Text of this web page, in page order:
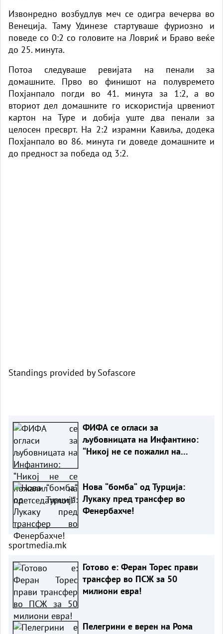
Извонредно возбудлув меч се одигра вечерва во
Венеција. Таму Удинезе стартуваше фуриозно и
поведе со 0:2 со головите на Ловриќ и Браво веќе
до 25. минута.
Потоа следуваше ревијата на пенали за
домашните. Прво во финишот на полувремето
Похјанпало погди во 41. минута за 1:2, а во
вториот дел домашните го искористија црвениот
картон на Туре и добија уште два пенали за
целосен пресврт. На 2:2 израмни Кавиља, додека
Похјанпало во 86. минута ги доведе домашните и
до предност за победа од 3:2.
Standings provided by Sofascore
ФИФА се огласи за
љубовницата на Инфантино:
“Никој не се пожалил на
Нова “бомба“ од Турција:
Лукаку пред трансфер во
Фенербахче!
sportmedia.mk
Готово е: Феран Торес прави
трансфер во ПСЖ за 50
милиони евра!
Пелегрини е верен на Рома